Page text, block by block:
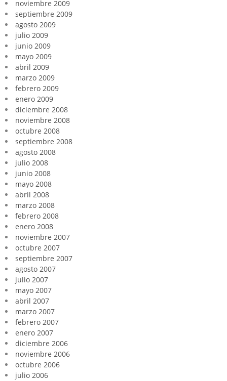
noviembre 2009
septiembre 2009
agosto 2009
julio 2009
junio 2009
mayo 2009
abril 2009
marzo 2009
febrero 2009
enero 2009
diciembre 2008
noviembre 2008
octubre 2008
septiembre 2008
agosto 2008
julio 2008
junio 2008
mayo 2008
abril 2008
marzo 2008
febrero 2008
enero 2008
noviembre 2007
octubre 2007
septiembre 2007
agosto 2007
julio 2007
mayo 2007
abril 2007
marzo 2007
febrero 2007
enero 2007
diciembre 2006
noviembre 2006
octubre 2006
julio 2006